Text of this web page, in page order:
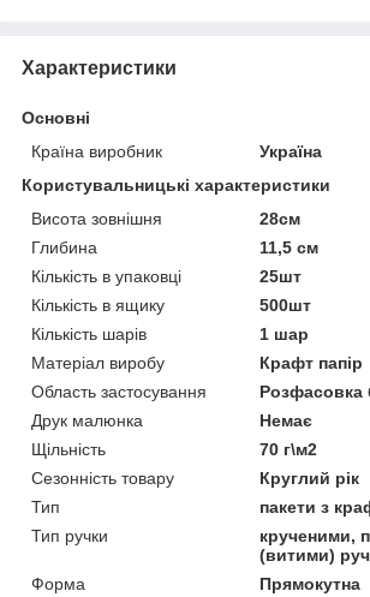
Характеристики
Основні
Країна виробник
Україна
Користувальницькі характеристики
Висота зовнішня
28см
Глибина
11,5 см
Кількість в упаковці
25шт
Кількість в ящику
500шт
Кількість шарів
1 шар
Матеріал виробу
Крафт папір
Область застосування
Розфасовка
Друк малюнка
Немає
Щільність
70 г\м2
Сезонність товару
Круглий рік
Тип
пакети з
Тип ручки
крученими,
(витими)
Форма
Прямокутна